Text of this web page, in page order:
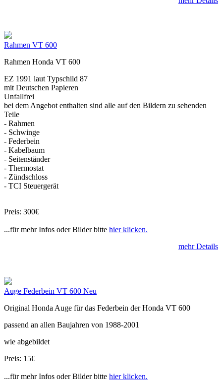
Rahmen VT 600
Rahmen Honda VT 600
EZ 1991 laut Typschild 87
mit Deutschen Papieren
Unfallfrei
bei dem Angebot enthalten sind alle auf den Bildern zu sehenden
Teile
- Rahmen
- Schwinge
- Federbein
- Kabelbaum
- Seitenständer
- Thermostat
- Zündschloss
- TCI Steuergerät
Preis: 300€
...für mehr Infos oder Bilder bitte hier klicken.
mehr Details
Auge Federbein VT 600 Neu
Original Honda Auge für das Federbein der Honda VT 600
passend an allen Baujahren von 1988-2001
wie abgebildet
Preis: 15€
...für mehr Infos oder Bilder bitte hier klicken.